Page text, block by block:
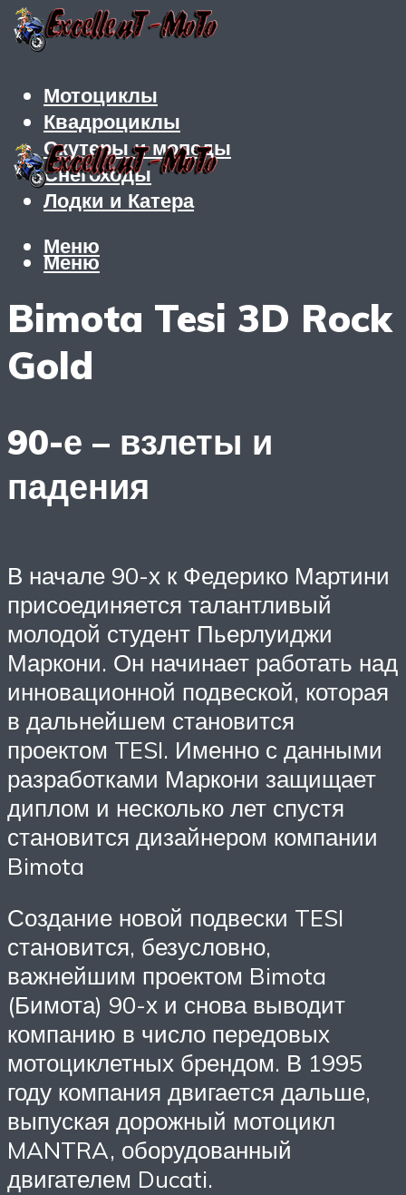
Мотоциклы
Квадроциклы
Скутеры и мопеды
Снегоходы
Лодки и Катера
Меню
Меню
Bimota Tesi 3D Rock
Gold
90-е – взлеты и
падения
В начале 90-х к Федерико Мартини
присоединяется талантливый
молодой студент Пьерлуиджи
Маркони. Он начинает работать над
инновационной подвеской, которая
в дальнейшем становится
проектом TESI. Именно с данными
разработками Маркони защищает
диплом и несколько лет спустя
становится дизайнером компании
Bimota
Создание новой подвески TESI
становится, безусловно,
важнейшим проектом Bimota
(Бимота) 90-х и снова выводит
компанию в число передовых
мотоциклетных брендом. В 1995
году компания двигается дальше,
выпуская дорожный мотоцикл
MANTRA, оборудованный
двигателем Ducati.